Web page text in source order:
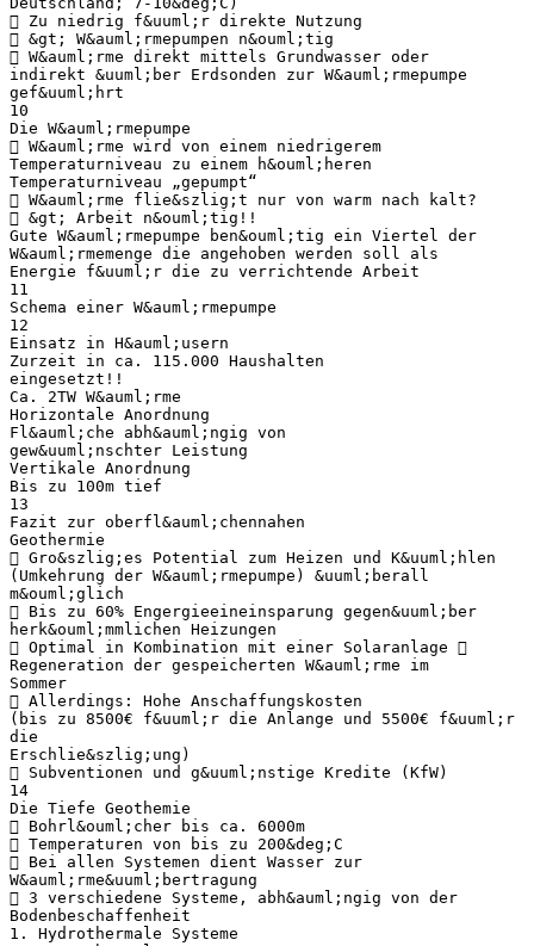
 Zu niedrig f&uuml;r direkte Nutzung
 &gt; W&auml;rmepumpen n&ouml;tig
 W&auml;rme direkt mittels Grundwasser oder
indirekt &uuml;ber Erdsonden zur W&auml;rmepumpe
gef&uuml;hrt
10
Die W&auml;rmepumpe
 W&auml;rme wird von einem niedrigerem
Temperaturniveau zu einem h&ouml;heren
Temperaturniveau „gepumpt“
 W&auml;rme flie&szlig;t nur von warm nach kalt?
 &gt; Arbeit n&ouml;tig!!
Gute W&auml;rmepumpe ben&ouml;tig ein Viertel der
W&auml;rmemenge die angehoben werden soll als
Energie f&uuml;r die zu verrichtende Arbeit
11
Schema einer W&auml;rmepumpe
12
Einsatz in H&auml;usern
Zurzeit in ca. 115.000 Haushalten
eingesetzt!!
Ca. 2TW W&auml;rme
Horizontale Anordnung
Fl&auml;che abh&auml;ngig von
gew&uuml;nschter Leistung
Vertikale Anordnung
Bis zu 100m tief
13
Fazit zur oberfl&auml;chennahen
Geothermie
 Gro&szlig;es Potential zum Heizen und K&uuml;hlen
(Umkehrung der W&auml;rmepumpe) &uuml;berall
m&ouml;glich
 Bis zu 60% Engergieeineinsparung gegen&uuml;ber
herk&ouml;mmlichen Heizungen
 Optimal in Kombination mit einer Solaranlage 
Regeneration der gespeicherten W&auml;rme im
Sommer
 Allerdings: Hohe Anschaffungskosten
(bis zu 8500€ f&uuml;r die Anlange und 5500€ f&uuml;r
die
Erschlie&szlig;ung)
 Subventionen und g&uuml;nstige Kredite (KfW)
14
Die Tiefe Geothemie
 Bohrl&ouml;cher bis ca. 6000m
 Temperaturen von bis zu 200&deg;C
 Bei allen Systemen dient Wasser zur
W&auml;rme&uuml;bertragung
 3 verschiedene Systeme, abh&auml;ngig von der
Bodenbeschaffenheit
1. Hydrothermale Systeme